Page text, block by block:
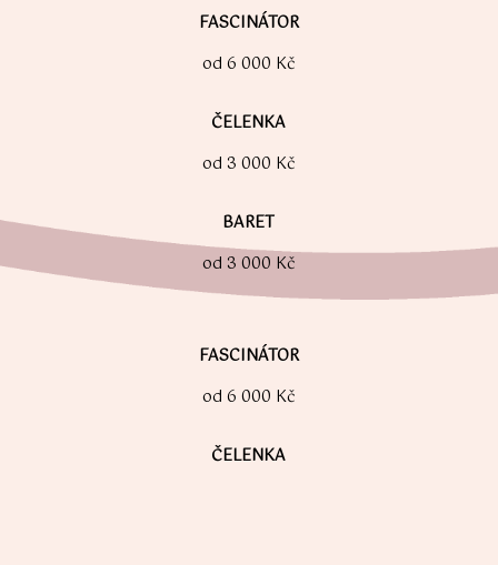
FASCINÁTOR
od 6 000 Kč
ČELENKA
od 3 000 Kč
BARET
od 3 000 Kč
FASCINÁTOR
od 6 000 Kč
ČELENKA